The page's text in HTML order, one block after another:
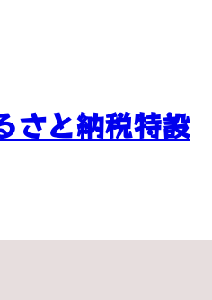
さと納税特設